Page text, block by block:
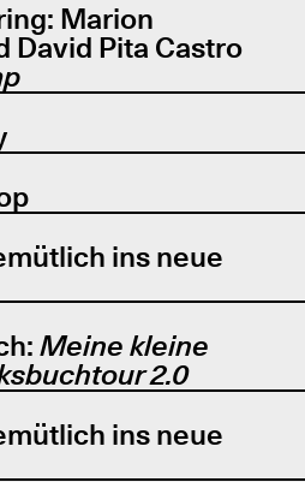
Marion
David Pita Castro
ins neue
Meine kleine
2.0
ins neue